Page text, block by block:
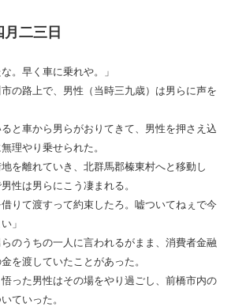
二三日
。早く車に乗れや。」
の路上で、男性（当時三九歳）は男らに声を
と車から男らがおりてきて、男性を押さえ込
理やり乗せられた。
を離れていき、北群馬郡榛東村へと移動し
性は男らにこう凄まれる。
借りて渡すって約束したろ。嘘ついてねぇで今
」
のうちの一人に言われるがまま、消費者金融
を渡していたことがあった。
った男性はその場をやり過ごし、前橋市内の
ていった。